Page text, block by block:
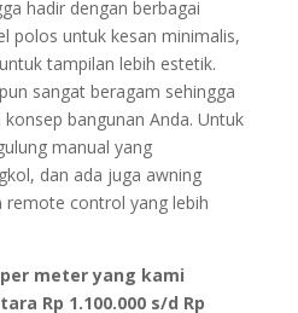
hadir dengan berbagai
polos untuk kesan minimalis,
tampilan lebih estetik.
sangat beragam sehingga
bangunan Anda. Untuk
manual yang
dan ada juga awning
remote control yang lebih
meter yang kami
Rp 1.100.000 s/d Rp